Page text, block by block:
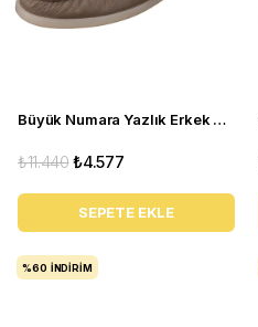
Büyük Numara Yazlık Erkek Ayakkabısı Utkan001 Vizon
₺4.577
₺11.440
SEPETE EKLE
%60 İNDIRIM